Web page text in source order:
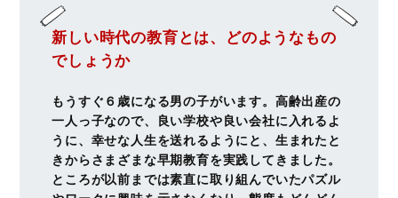
新しい時代の教育とは、どのようなもの
でしょうか
もうすぐ６歳になる男の子がいます。高齢出産の
一人っ子なので、良い学校や良い会社に入れるよ
うに、幸せな人生を送れるようにと、生まれたと
きからさまざまな早期教育を実践してきました。
ところが以前までは素直に取り組んでいたパズル